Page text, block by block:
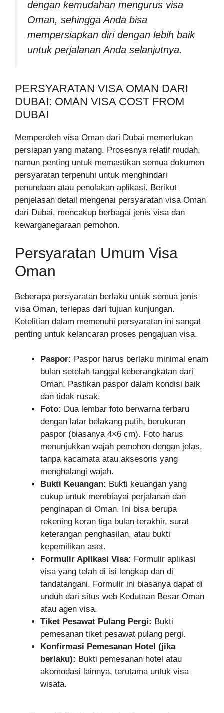
dengan kemudahan mengurus visa
Oman, sehingga Anda bisa
mempersiapkan diri dengan lebih baik
untuk perjalanan Anda selanjutnya.
PERSYARATAN VISA OMAN DARI
DUBAI: OMAN VISA COST FROM
DUBAI
Memperoleh visa Oman dari Dubai memerlukan
persiapan yang matang. Prosesnya relatif mudah,
namun penting untuk memastikan semua dokumen
persyaratan terpenuhi untuk menghindari
penundaan atau penolakan aplikasi. Berikut
penjelasan detail mengenai persyaratan visa Oman
dari Dubai, mencakup berbagai jenis visa dan
kewarganegaraan pemohon.
Persyaratan Umum Visa
Oman
Beberapa persyaratan berlaku untuk semua jenis
visa Oman, terlepas dari tujuan kunjungan.
Ketelitian dalam memenuhi persyaratan ini sangat
penting untuk kelancaran proses pengajuan visa.
Paspor: Paspor harus berlaku minimal enam
bulan setelah tanggal keberangkatan dari
Oman. Pastikan paspor dalam kondisi baik
dan tidak rusak.
Foto: Dua lembar foto berwarna terbaru
dengan latar belakang putih, berukuran
paspor (biasanya 4×6 cm). Foto harus
menunjukkan wajah pemohon dengan jelas,
tanpa kacamata atau aksesoris yang
menghalangi wajah.
Bukti Keuangan: Bukti keuangan yang
cukup untuk membiayai perjalanan dan
penginapan di Oman. Ini bisa berupa
rekening koran tiga bulan terakhir, surat
keterangan penghasilan, atau bukti
kepemilikan aset.
Formulir Aplikasi Visa: Formulir aplikasi
visa yang telah di isi lengkap dan di
tandatangani. Formulir ini biasanya dapat di
unduh dari situs web Kedutaan Besar Oman
atau agen visa.
Tiket Pesawat Pulang Pergi: Bukti
pemesanan tiket pesawat pulang pergi.
Konfirmasi Pemesanan Hotel (jika
berlaku): Bukti pemesanan hotel atau
akomodasi lainnya, terutama untuk visa
wisata.